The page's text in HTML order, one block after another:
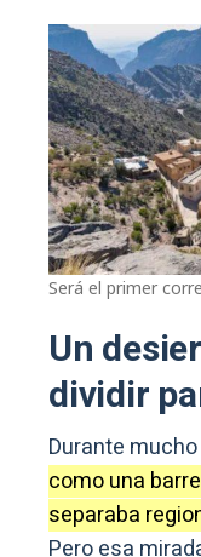
Será el primer
Un
dividir
Durante
como una
separaba
Pero esa